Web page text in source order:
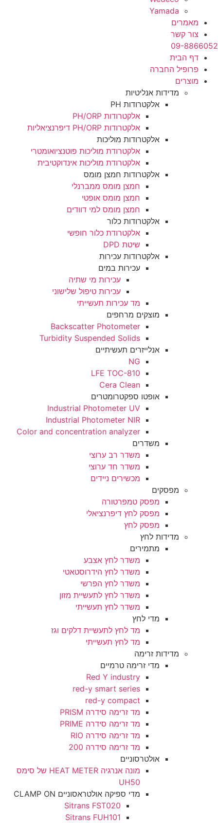
אנליטיות
אלקטרודות מוליכות
אלקטרודת מוליכות פוטנציואומטרי
אלקטרודת מוליכות אינדוקטיבית
אלקטרודות חמצן מומס
חמצן מומס ממברנלי
חמצן מומס אופטי
חמצן מומס למי דוודים
אלקטרודות כלור
אלקטרודת כלור חופשי
אלקטרודות עכירות
עכירות מי שתיה
עכירות טיפול שלישוני
מד עכירות תעשייתי
מוצקים מרחפים
Backscatter Photometer
Turbidity Suspended Solids
אנלייזרים תעשיתיים
LFE TOC-810
אופטו ספקטרומטרים
Industrial Photometer UV
Industrial Photometer NIR
Color and concentration analyzer
משדר רב ערוצי
משדר חד ערוצי
מכשירים ניידים
מפסק טמפרטורה
מפסק לחץ דיפרנציאלי
משדר לחץ אצבע
משדר לחץ הידרוסטאטי
משדר לחץ הפרשי
משדר לחץ לתעשיית מזון
משדר לחץ תעשייתי
מד לחץ לתעשיית דלקים וגז
מד לחץ תעשייתי
מדי זרימה טרמיים
Red Y industry
red-y smart series
red-y compact
מד זרימה סידרה PRISM
מד זרימה סידרה PRIME
מד זרימה סידרה RIO
מד זרימה סידרה 200
מונה אנרגיה HEAT METER של סימס
מדי ספיקה אולטראסוניים CLAMP ON
Sitrans FST020
Sitrans FUH101